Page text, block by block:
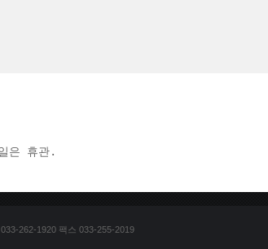
은 휴관.
262-1920 팩스 033-255-2019